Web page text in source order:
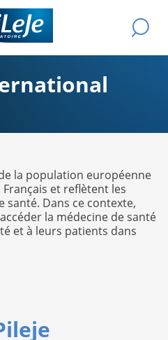
une
la population européenne
et reflètent les
Dans ce contexte,
la médecine de santé
et à leurs patients dans